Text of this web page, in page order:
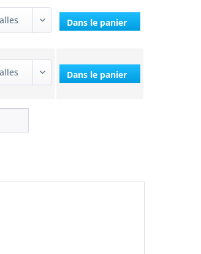
Dans le panier
Dans le panier